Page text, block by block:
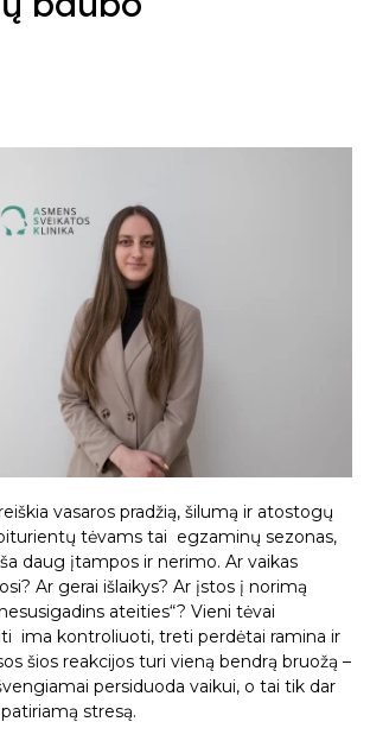
Kančiauskytė-Beigė
ir paauglių psichoterapeutai
vasaros pradžią, šilumą ir atostogų
tėvams tai egzaminų sezonas,
daug įtampos ir nerimo. Ar vaikas
Ar gerai išlaikys? Ar įstos į norimą
ateities“? Vieni tėvai
ima kontroliuoti, treti perdėtai ramina ir
šios reakcijos turi vieną bendrą bruožą –
persiduoda vaikui, o tai tik dar
stresą.